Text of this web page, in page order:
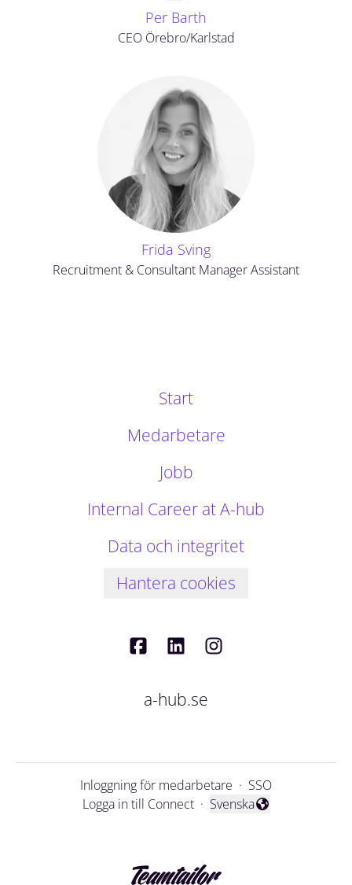
Per Barth
CEO Örebro/Karlstad
Frida Sving
Recruitment & Consultant Manager Assistant
Start
Medarbetare
Jobb
Internal Career at A-hub
Data och integritet
Hantera cookies
a-hub.se
Inloggning för medarbetare · SSO
Logga in till Connect · Byt språk
Svenska